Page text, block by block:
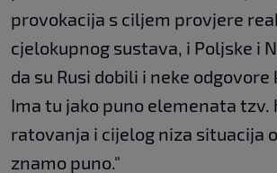
provokacija s ciljem provjere
cjelokupnog sustava, i Poljske i
da su Rusi dobili i neke
Ima tu jako puno elemenata tzv.
ratovanja i cijelog niza situacija
znamo puno."